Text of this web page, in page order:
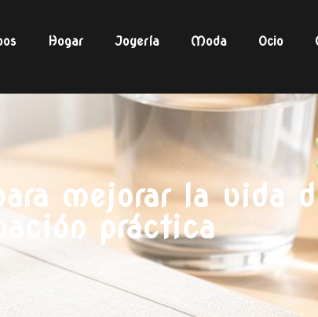
Hogar Joyería Moda Ocio
mejorar la vida
práctica